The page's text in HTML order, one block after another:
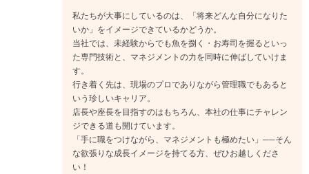
私たちが大事にしているのは、「将来どんな自分になりた
いか」をイメージできているかどうか。
当社では、未経験からでも魚を捌く・お寿司を握るといっ
た専門技術と、マネジメントの力を同時に伸ばしていけま
す。
行き着く先は、現場のプロでありながら管理職でもあると
いう珍しいキャリア。
店長や座長を目指すのはもちろん、本社の仕事にチャレン
ジできる道も開けています。
「手に職をつけながら、マネジメントも極めたい」──そん
な欲張りな成長イメージを持てる方、ぜひお越しくださ
い！